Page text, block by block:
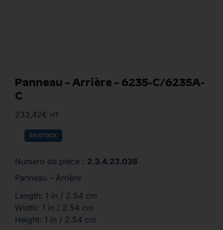
Panneau – Arrière – 6235-C/6235A-
C
233,42€ HT
EN STOCK
Numero de pièce : 2.3.4.23.038
Panneau – Arrière
Length: 1 in / 2.54 cm
Width: 1 in / 2.54 cm
Height: 1 in / 2.54 cm